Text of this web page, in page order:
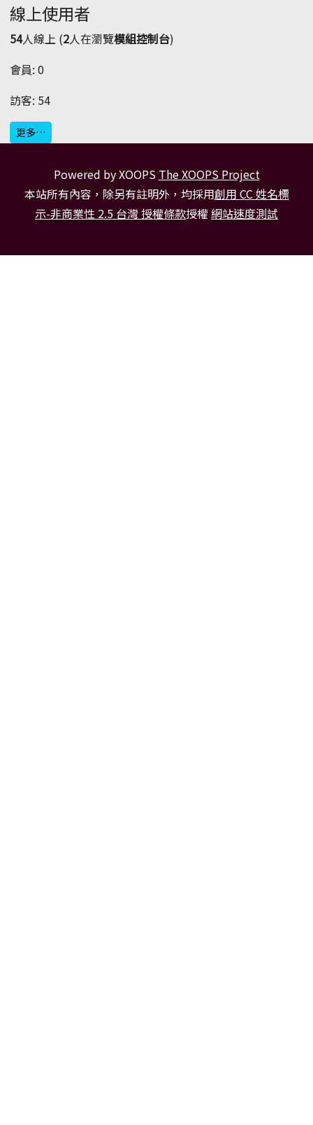
線上使用者
54人線上 (2人在瀏覽模組控制台)
會員: 0
訪客: 54
更多…
Powered by XOOPS The XOOPS Project
本站所有內容，除另有註明外，均採用創用 CC 姓名標
示-非商業性 2.5 台灣 授權條款授權網站速度測試